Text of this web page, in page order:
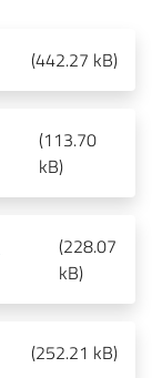
(442.27 kB)
(113.70
kB)
(228.07
kB)
(252.21 kB)